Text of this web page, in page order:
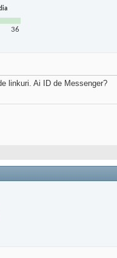
36
linkuri. Ai ID de Messenger?